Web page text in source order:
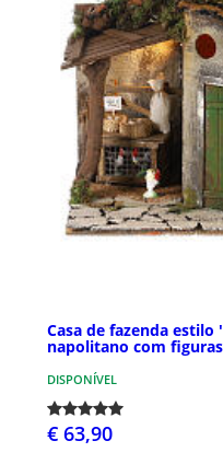
Casa de fazenda
napolitano com
DISPONÍVEL
€ 63,90